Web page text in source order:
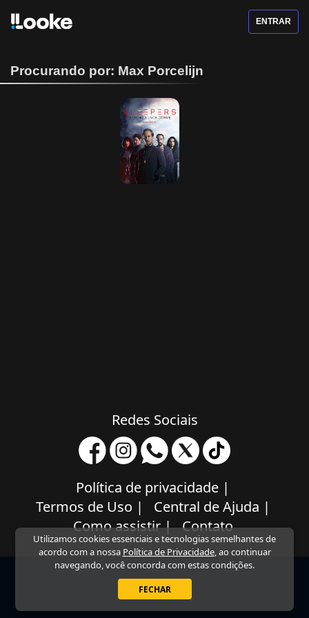
Utilizamos cookies essenciais e tecnologias semelhantes de
acordo com a nossa Política de Privacidade, ao continuar
navegando, você concorda com estas condições.
FECHAR
ENTRAR
Procurando por: Max Porcelijn
Sleepers - O
Crime Nunca
Dorme - 1ª
Temporada
Redes Sociais
Política de privacidade |
Termos de Uso | Central de Ajuda |
Como assistir| Contato